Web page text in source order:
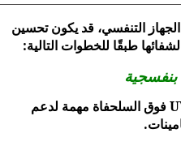
التنفسي، قد يكون تحسين
طبقًا للخطوات التالية:
تعتبر مصابيح إضاءة UVA-UVB فوق السلحفاة مهمة لدعم